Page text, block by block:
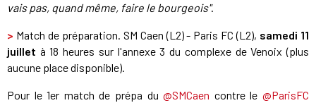
vais pas, quand même, faire le bourgeois".
> Match de préparation. SM Caen (L2) - Paris FC (L2), samedi 11
juillet à 18 heures sur l'annexe 3 du complexe de Venoix (plus
aucune place disponible).
Pour le 1er match de prépa du@SMCaen contre le@ParisFC